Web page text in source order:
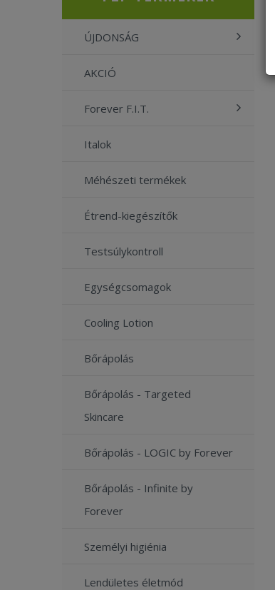
ÚJDONSÁG
AKCIÓ
Forever F.I.T.
Italok
Méhészeti termékek
Étrend-kiegészítők
Testsúlykontroll
Egységcsomagok
Cooling Lotion
Bőrápolás
Bőrápolás - Targeted
Skincare
Bőrápolás - LOGIC by Forever
Bőrápolás - Infinite by
Forever
Személyi higiénia
Lendületes életmód